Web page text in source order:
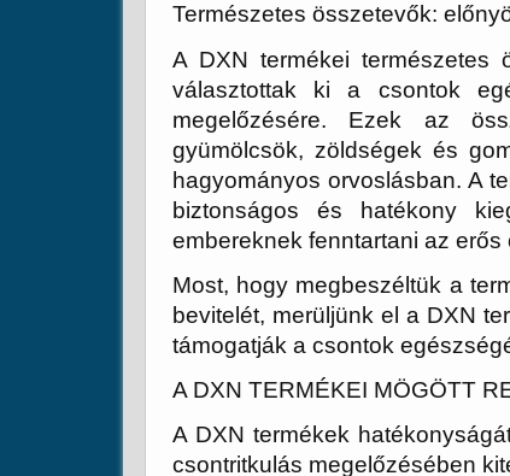
Természetes összetevők:
A DXN termékei természetes
választottak ki a csontok
megelőzésére. Ezek az
gyümölcsök, zöldségek és
hagyományos orvoslásban. A
biztonságos és hatékony
embereknek fenntartani az
Most, hogy megbeszéltük a
bevitelét, merüljünk el a DXN
támogatják a csontok
A DXN TERMÉKEI MÖGÖTT
A DXN termékek
csontritkulás megelőzésében